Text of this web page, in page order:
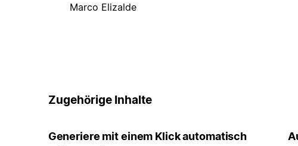
Marco Elizalde
Zugehörige Inhalte
Generiere mit einem Klick automatisch